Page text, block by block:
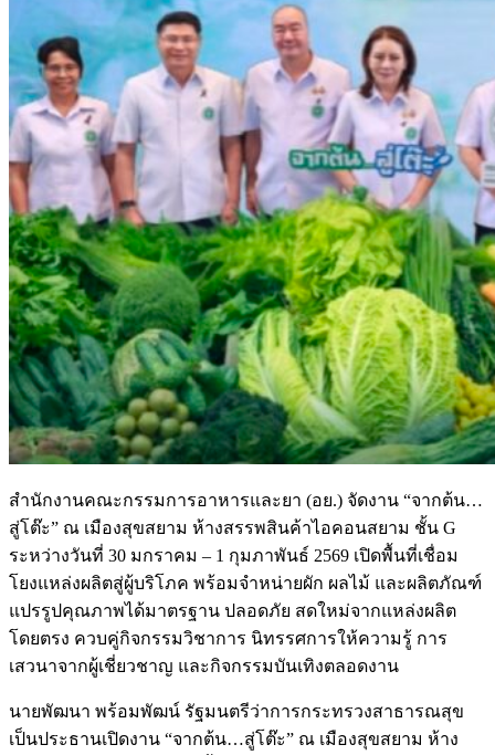
สำนักงานคณะกรรมการอาหารและยา (อย.) จัดงาน “จากต้น…
สู่โต๊ะ” ณ เมืองสุขสยาม ห้างสรรพสินค้าไอคอนสยาม ชั้น G
ระหว่างวันที่ 30 มกราคม – 1 กุมภาพันธ์ 2569 เปิดพื้นที่เชื่อม
โยงแหล่งผลิตสู่ผู้บริโภค พร้อมจำหน่ายผัก ผลไม้ และผลิตภัณฑ์
แปรรูปคุณภาพได้มาตรฐาน ปลอดภัย สดใหม่จากแหล่งผลิต
โดยตรง ควบคู่กิจกรรมวิชาการ นิทรรศการให้ความรู้ การ
เสวนาจากผู้เชี่ยวชาญ และกิจกรรมบันเทิงตลอดงาน
นายพัฒนา พร้อมพัฒน์ รัฐมนตรีว่าการกระทรวงสาธารณสุข
เป็นประธานเปิดงาน “จากต้น…สู่โต๊ะ” ณ เมืองสุขสยาม ห้าง